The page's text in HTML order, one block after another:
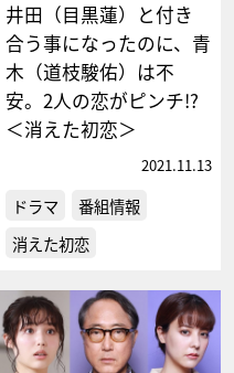
井田（目黒蓮）と付き
合う事になったのに、青
木（道枝駿佑）は不
安。2人の恋がピンチ!?
＜消えた初恋＞
2021.11.13
ドラマ
番組情報
消えた初恋